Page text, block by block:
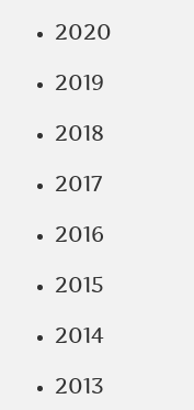
2020
2019
2018
2017
2016
2015
2014
2013